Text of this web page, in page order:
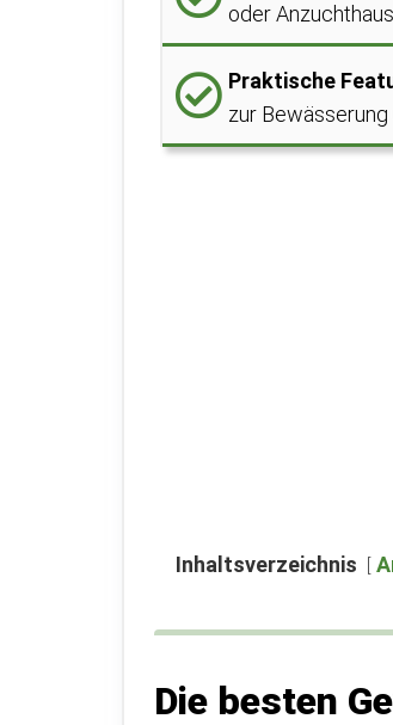
oder
Praktische
zur
Inhaltsverzeichnis
Die besten